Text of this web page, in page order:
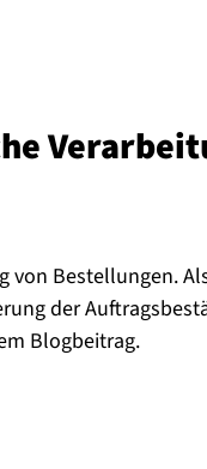
Bestellungen.
der
Blogbeitrag.